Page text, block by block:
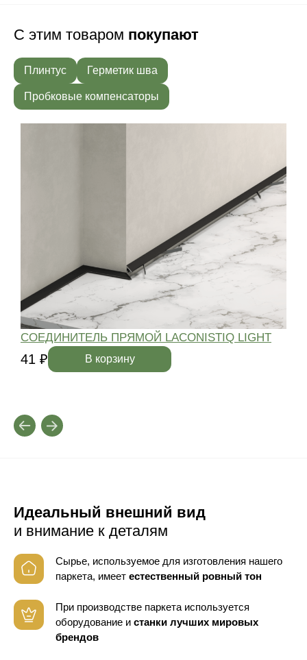
С этим товаром покупают
Плинтус Герметик шва
Пробковые компенсаторы
СОЕДИНИТЕЛЬ ПРЯМОЙ LACONISTIQ LIGHT
41 ₽ В корзину
Идеальный внешний вид
и внимание к деталям
Сырье, используемое для изготовления нашего
паркета, имеет естественный ровный тон
При производстве паркета используется
оборудование и станки лучших мировых
брендов